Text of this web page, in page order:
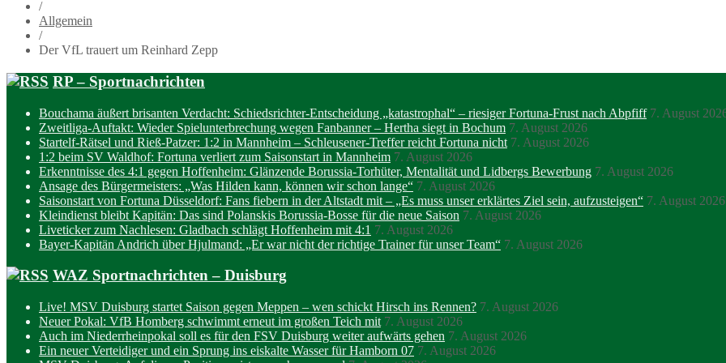
/
Allgemein
/
Der VfL trauert um Reinhard Zepp
RP – Sportnachrichten
Bouchama äußert brisanten Verdacht: Schiedsrichter-Entscheidung „katastrophal“ – riesiger Fortuna-Frust nach Abpfiff 7. August
Zweitliga-Auftakt: Wieder Spielunterbrechung wegen Fanbanner – Hertha siegt in Bochum 7. August 2026
Startelf-Rätsel und Rieß-Patzer: 1:2 in Mannheim – Schleusener-Treffer reicht Fortuna nicht 7. August 2026
1:2 beim SV Waldhof: Fortuna verliert zum Saisonstart in Mannheim 7. August 2026
Erkenntnisse des 4:1 gegen Hoffenheim: Glänzende Borussia-Torhüter, Mentalität und Lidbergs Bewerbung 7. August 2026
Ansage des Bürgermeisters: „Was Hilden kann, können wir schon lange“ 7. August 2026
Saisonstart von Fortuna Düsseldorf: Fans fiebern in der Altstadt mit – „Es muss unser erklärtes Ziel sein, aufzusteigen“ 7. August 2026
Kleindienst bleibt Kapitän: Das sind Polanskis Borussia-Bosse für die neue Saison 7. August 2026
Liveticker zum Nachlesen: Gladbach schlägt Hoffenheim mit 4:1 7. August 2026
Bayer-Kapitän Andrich über Hjulmand: „Er war nicht der richtige Trainer für unser Team“ 7. August 2026
WAZ Sportnachrichten – Duisburg
Live! MSV Duisburg startet Saison gegen Meppen – wen schickt Hirsch ins Rennen? 7. August 2026
Neuer Pokal: VfB Homberg schwimmt erneut im großen Teich mit 7. August 2026
Auch im Niederrheinpokal soll es für den FSV Duisburg weiter aufwärts gehen 7. August 2026
Ein neuer Verteidiger und ein Sprung ins eiskalte Wasser für Hamborn 07 7. August 2026